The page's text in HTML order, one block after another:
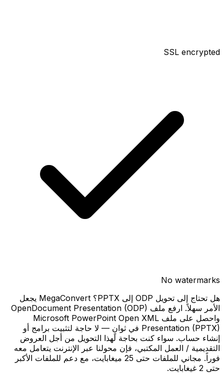
SSL encrypted
No watermarks
هل تحتاج إلى تحويل ODP إلى PPTX؟ MegaConvert يجعل
الأمر سهلاً. ارفع ملف OpenDocument Presentation (ODP)
واحصل على ملف Microsoft PowerPoint Open XML
Presentation (PPTX) في ثوانٍ — لا حاجة لتثبيت برامج أو
إنشاء حساب. سواء كنت بحاجة لهذا التحويل من أجل العروض
التقديمية / العمل المكتبي، فإن محولنا عبر الإنترنت يتعامل معه
فوراً. مجاني للملفات حتى 25 ميغابايت، مع دعم للملفات الأكبر
حتى 2 غيغابايت.